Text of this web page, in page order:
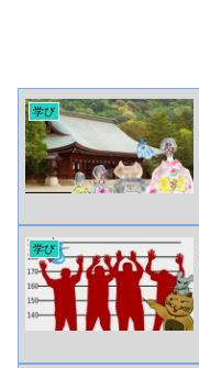
学び
学び